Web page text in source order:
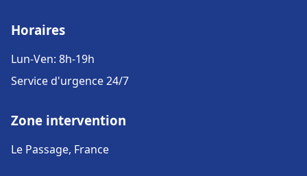
Horaires
Lun-Ven: 8h-19h
Service d'urgence 24/7
Zone intervention
Le Passage, France